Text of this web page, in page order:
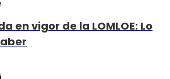
en vigor de la LOMLOE: Lo